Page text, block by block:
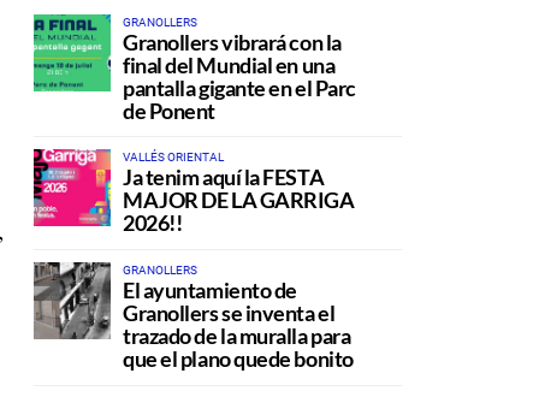
GRANOLLERS
Granollers vibrará con la
final del Mundial en una
pantalla gigante en el Parc
de Ponent
VALLÉS ORIENTAL
Ja tenim aquí la FESTA
MAJOR DE LA GARRIGA
2026!!
GRANOLLERS
El ayuntamiento de
Granollers se inventa el
trazado de la muralla para
que el plano quede bonito